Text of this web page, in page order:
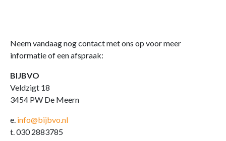
Neem vandaag nog contact met ons op voor meer
informatie of een afspraak:
BIJBVO
Veldzigt 18
3454 PW De Meern
e. info@bijbvo.nl
t. 030 2883785